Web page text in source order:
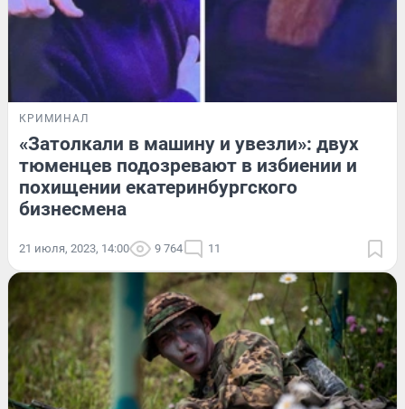
КРИМИНАЛ
«Затолкали в машину и увезли»: двух
тюменцев подозревают в избиении и
похищении екатеринбургского
бизнесмена
21 июля, 2023, 14:00 9 764 11